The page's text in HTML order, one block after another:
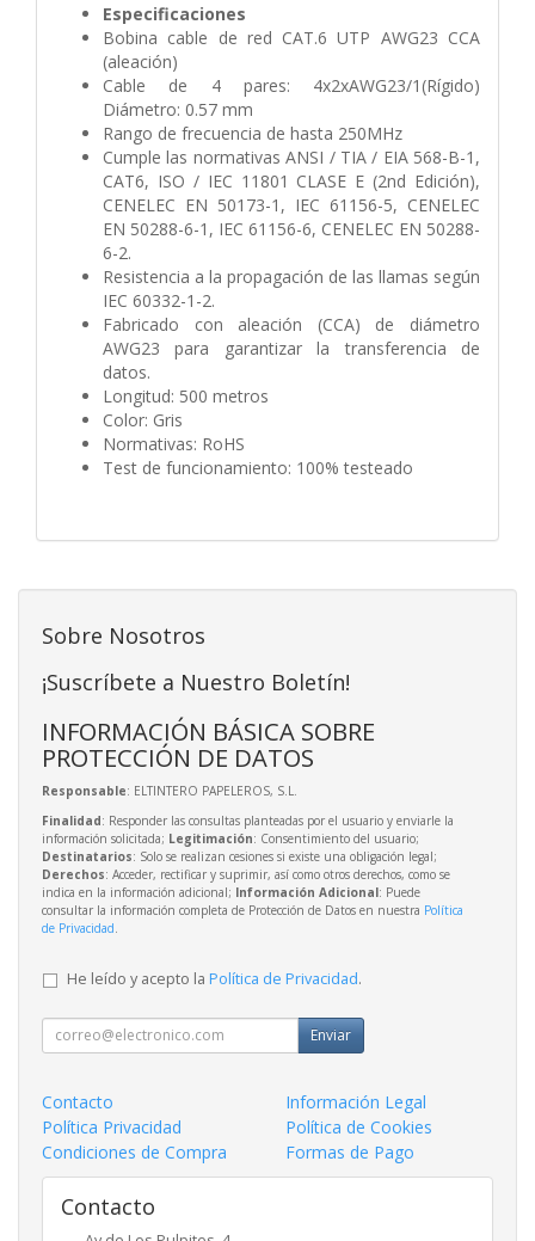
Especificaciones
Bobina cable de red CAT.6 UTP AWG23 CCA
(aleación)
Cable de 4 pares: 4x2xAWG23/1(Rígido)
Diámetro: 0.57 mm
Rango de frecuencia de hasta 250MHz
Cumple las normativas ANSI / TIA / EIA 568-B-1,
CAT6, ISO / IEC 11801 CLASE E (2nd Edición),
CENELEC EN 50173-1, IEC 61156-5, CENELEC
EN 50288-6-1, IEC 61156-6, CENELEC EN 50288-
6-2.
Resistencia a la propagación de las llamas según
IEC 60332-1-2.
Fabricado con aleación (CCA) de diámetro
AWG23 para garantizar la transferencia de
datos.
Longitud: 500 metros
Color: Gris
Normativas: RoHS
Test de funcionamiento: 100% testeado
Sobre Nosotros
¡Suscríbete a Nuestro Boletín!
INFORMACIÓN BÁSICA SOBRE
PROTECCIÓN DE DATOS
Responsable: ELTINTERO PAPELEROS, S.L.
Finalidad: Responder las consultas planteadas por el usuario y enviarle la
información solicitada; Legitimación: Consentimiento del usuario;
Destinatarios: Solo se realizan cesiones si existe una obligación legal;
Derechos: Acceder, rectificar y suprimir, así como otros derechos, como se
indica en la información adicional; Información Adicional: Puede
consultar la información completa de Protección de Datos en nuestra Política
de Privacidad
He leído y acepto la Política de Privacidad.
Enviar
Contacto
Información Legal
Política Privacidad
Política de Cookies
Condiciones de Compra
Formas de Pago
Contacto